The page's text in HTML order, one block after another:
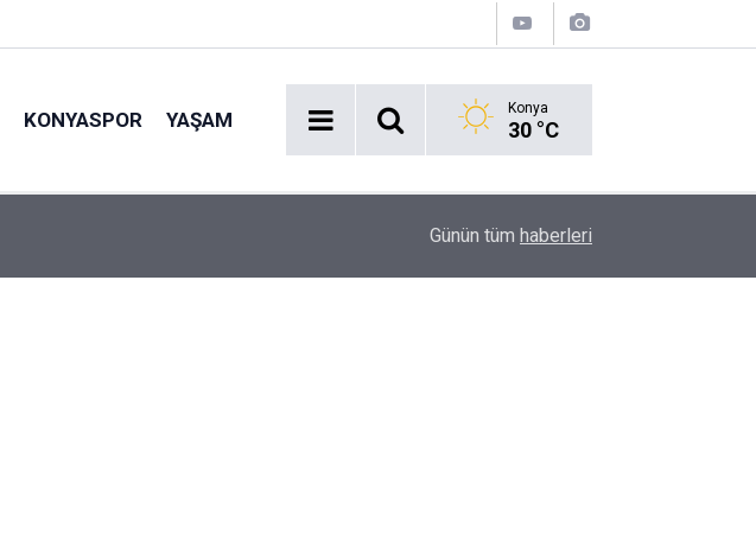
KONYASPOR YAŞAM Konya
30 °C
Mangal keyfi kabusa döndü
Günün tüm haberleri